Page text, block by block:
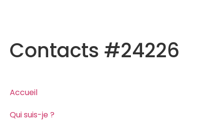
Contacts #24226
Accueil
Qui suis-je ?